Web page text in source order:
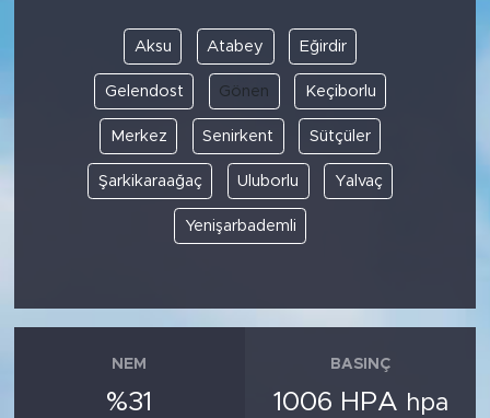
Aksu Atabey Eğirdir
Gelendost Gönen Keçiborlu
Merkez Senirkent Sütçüler
Şarkikaraağaç Uluborlu Yalvaç
Yenişarbademli
NEM
%31
BASINÇ
1006 HPA hpa
POLİTİKA
EKONOMİ
SPOR
KÜLTÜR SANAT
TARİHTEN GÜNÜMÜZE
TARİH